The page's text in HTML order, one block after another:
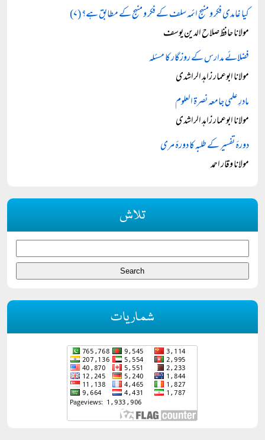
کیا غامدی فکر و منہج ائمہ سلف کے فکر و منہج کے مطابق ہے؟ (۷)
مولانا حافظ صلاح الدین یوسف
فضلائے مدارس کے روزگار کا مسئلہ
مولانا ابوعمار زاہد الراشدی
مادرِ علمی جامعہ نصرۃ العلوم
مولانا ابوعمار زاہد الراشدی
دورۂ تفسیر کے طلبہ کا دورۂ مری
مولانا وقار احمد
تلاش
شماریات